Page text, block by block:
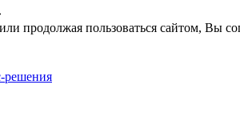
продолжая пользоваться сайтом, Вы
решения